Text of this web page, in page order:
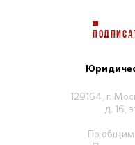
129164, г.
д. 16,
По общим